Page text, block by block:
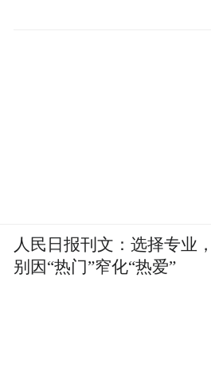
人民日报刊文：选择专业，
别因“热门”窄化“热爱”